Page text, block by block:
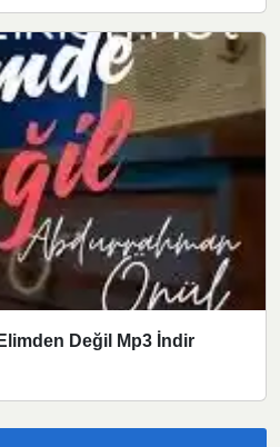
Değil Mp3 İndir